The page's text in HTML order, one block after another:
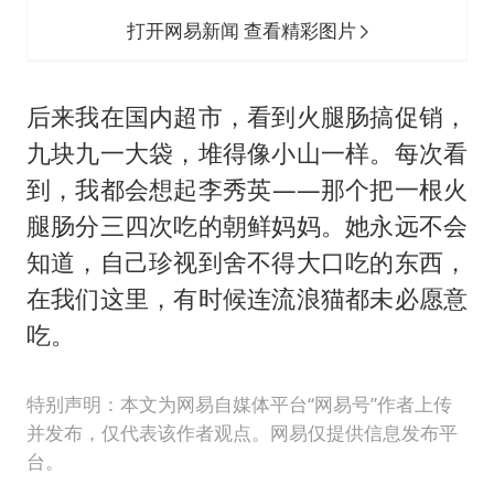
打开网易新闻 查看精彩图片
后来我在国内超市，看到火腿肠搞促销，
九块九一大袋，堆得像小山一样。每次看
到，我都会想起李秀英——那个把一根火
腿肠分三四次吃的朝鲜妈妈。她永远不会
知道，自己珍视到舍不得大口吃的东西，
在我们这里，有时候连流浪猫都未必愿意
吃。
特别声明：本文为网易自媒体平台“网易号”作者上传
并发布，仅代表该作者观点。网易仅提供信息发布平
台。